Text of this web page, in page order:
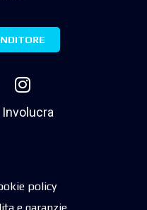
Involucra
policy